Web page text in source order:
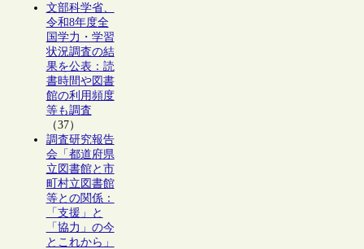
文部科学省、
令和8年度全
国学力・学習
状況調査の結
果を公表：読
書時間や図書
館の利用頻度
等も調査
（37）
調査研究報告
会「都道府県
立図書館と市
町村立図書館
等との関係：
「支援」と
「協力」の今
とこれから」